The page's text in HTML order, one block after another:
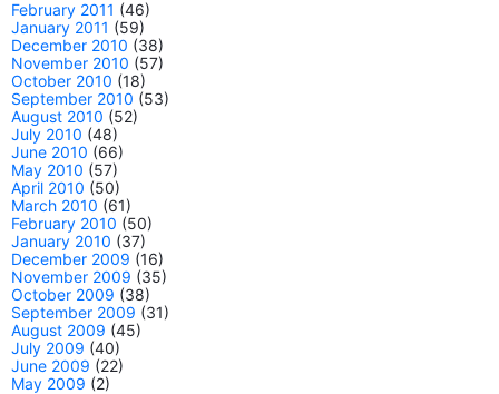
February 2011 (46)
January 2011 (59)
December 2010 (38)
November 2010 (57)
October 2010 (18)
September 2010 (53)
August 2010 (52)
July 2010 (48)
June 2010 (66)
May 2010 (57)
April 2010 (50)
March 2010 (61)
February 2010 (50)
January 2010 (37)
December 2009 (16)
November 2009 (35)
October 2009 (38)
September 2009 (31)
August 2009 (45)
July 2009 (40)
June 2009 (22)
May 2009 (2)